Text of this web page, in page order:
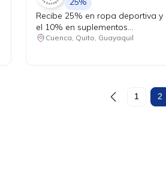
Recibe 25% en ropa deportiva y
el 10% en suplementos
deportivos.
Cuenca, Quito, Guayaquil
1 2